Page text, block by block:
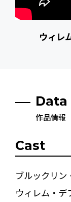
ウィレ
Data
作品情報
Cast
ブルックリン
ウィレム・デ